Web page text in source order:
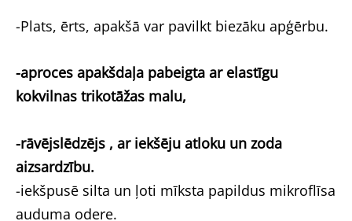
-Plats, ērts, apakšā var pavilkt biezāku apģērbu.
-aproces apakšdaļa pabeigta ar elastīgu
kokvilnas trikotāžas malu,
-rāvējslēdzējs , ar iekšēju atloku un zoda
aizsardzību.
-iekšpusē silta un ļoti mīksta papildus mikroflīsa
auduma odere.